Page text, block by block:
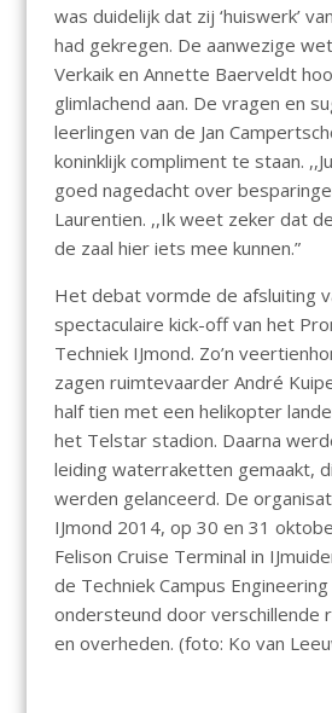
was duidelijk dat zij ‘huiswerk’
had gekregen. De aanwezige
Verkaik en Annette Baerveldt
glimlachend aan. De vragen en
leerlingen van de Jan
koninklijk compliment te staan.
goed nagedacht over
Laurentien. ,,Ik weet zeker dat
de zaal hier iets mee kunnen.”
Het debat vormde de afsluiting
spectaculaire kick-off van het
Techniek IJmond. Zo’n
zagen ruimtevaarder André
half tien met een helikopter
het Telstar stadion. Daarna
leiding waterraketten gemaakt,
werden gelanceerd. De
IJmond 2014, op 30 en 31
Felison Cruise Terminal in
de Techniek Campus
ondersteund door verschillende
en overheden. (foto: Ko van